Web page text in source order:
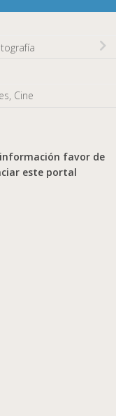
Cine
favor de
este portal